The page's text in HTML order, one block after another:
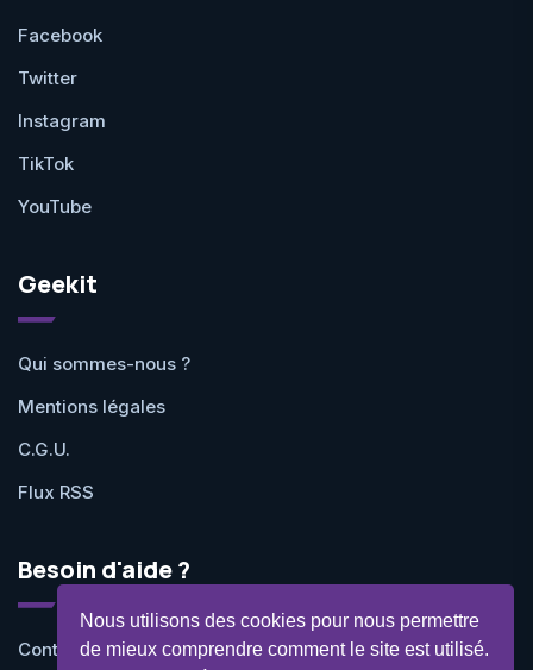
Nous utilisons des cookies pour nous permettre
de mieux comprendre comment le site est utilisé.
Facebook
Twitter
Instagram
TikTok
YouTube
Geekit
Qui sommes-nous ?
Mentions légales
C.G.U.
Flux RSS
Besoin d'aide ?
Contactez-nous